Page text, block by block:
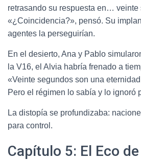
retrasando su respuesta en… veinte
«¿Coincidencia?», pensó. Su
agentes la perseguirían.
En el desierto, Ana y Pablo
la V16, el Alvia habría frenado a
«Veinte segundos son una
Pero el régimen lo sabía y lo ignoró
La distopía se profundizaba:
para control.
Capítulo 5: El Eco